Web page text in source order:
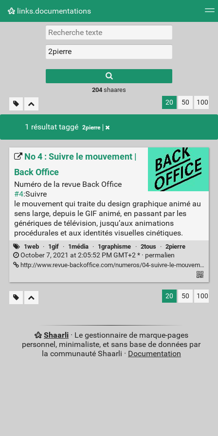
links.documentations
Nuage de tags Mur d'images
results.
204shaares
20 50 100
1 résultat taggé 2pierre
No 4 : Suivre le mouvement |
Back Office
Numéro de la revue Back Office
#4:Suivre
le mouvement qui traite du design graphique animé au
sens large, depuis le GIF animé, en passant par les
génériques de télévision, jusqu’aux animations
procédurales et aux identités visuelles cinétiques.
1web · 1gif · 1média · 1graphisme · 2tous · 2pierre
October 7, 2021 at 2:05:52 PM GMT+2 * · permalien
http://www.revue-backoffice.com/numeros/04-suivre-le-mouvement
20 50 100
Shaarli· Le gestionnaire de marque-pages
personnel, minimaliste, et sans base de données par
la communauté Shaarli · Documentation